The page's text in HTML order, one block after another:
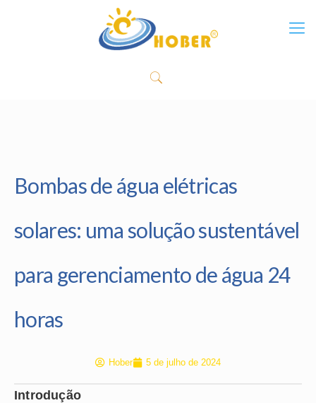
Bombas de água elétricas
solares: uma solução sustentável
para gerenciamento de água 24
horas
Hober 5 de julho de 2024
Introdução